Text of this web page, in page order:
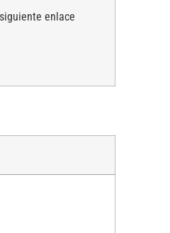
enlace